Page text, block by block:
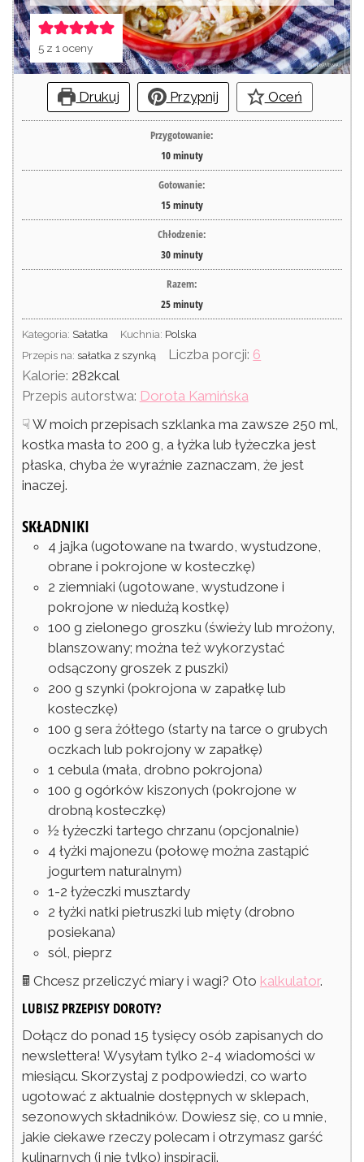
5 z 1 oceny
Drukuj Przypnij Oceń
Przygotowanie:
10minuty
Gotowanie:
15minuty
Chłodzenie:
30minuty
Razem:
25minuty
Kategoria: Sałatka Kuchnia: Polska
Przepis na: sałatka z szynką Liczba porcji: 6
Kalorie: 282kcal
Przepis autorstwa: Dorota Kamińska
☟ W moich przepisach szklanka ma zawsze 250 ml,
kostka masła to 200 g, a łyżka lub łyżeczka jest
płaska, chyba że wyraźnie zaznaczam, że jest
inaczej.
SKŁADNIKI
4 jajka (ugotowane na twardo, wystudzone,
obrane i pokrojone w kosteczkę)
2 ziemniaki (ugotowane, wystudzone i
pokrojone w niedużą kostkę)
100 g zielonego groszku (świeży lub mrożony,
blanszowany; można też wykorzystać
odsączony groszek z puszki)
200 g szynki (pokrojona w zapałkę lub
kosteczkę)
100 g sera żółtego (starty na tarce o grubych
oczkach lub pokrojony w zapałkę)
1 cebula (mała, drobno pokrojona)
100 g ogórków kiszonych (pokrojone w
drobną kosteczkę)
½ łyżeczki tartego chrzanu (opcjonalnie)
4 łyżki majonezu (połowę można zastąpić
jogurtem naturalnym)
1-2 łyżeczki musztardy
2 łyżki natki pietruszki lub mięty (drobno
posiekana)
sól, pieprz
🖩 Chcesz przeliczyć miary i wagi? Oto kalkulator.
LUBISZ PRZEPISY DOROTY?
Dołącz do ponad 15 tysięcy osób zapisanych do
newslettera! Wysyłam tylko 2-4 wiadomości w
miesiącu. Skorzystaj z podpowiedzi, co warto
ugotować z aktualnie dostępnych w sklepach,
sezonowych składników. Dowiesz się, co u mnie,
jakie ciekawe rzeczy polecam i otrzymasz garść
kulinarnych (i nie tylko) inspiracji.